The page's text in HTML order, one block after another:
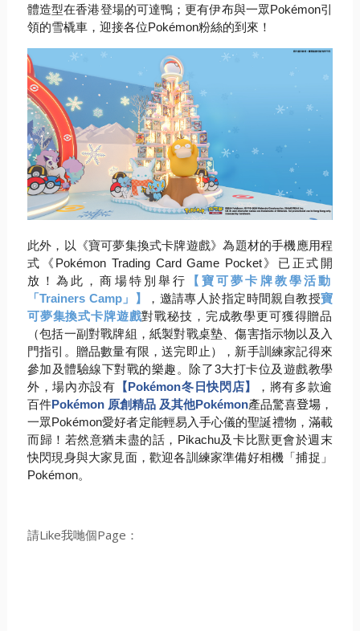
體造型在香港登場的可達鴨；更有伊布與一眾Pokémon引
領的雪橇車，迎接各位Pokémon粉絲的到來！
此外，以《寶可夢集換式卡牌遊戲》為題材的手機應用程
式《 Pokémon Trading Card Game Pocket》已正式開
放！為此，商場特別舉行
【寶可夢卡牌教學活動
「Trainers Camp」】 ，邀請專人於指定時間親自教授寶
可夢集換式卡牌遊戲對戰秘技，完成教學更可獲得贈品
（包括一副對戰牌組， 紙製對戰桌墊、傷害指示物以及入
門指引。贈品數量有限，送完即止），新手訓練家記得來
參加及體驗線下對戰的樂趣。除了3大打卡位及遊戲教學
外，場內亦設有 【Pokémon冬日快閃店】
，將有多款逾
百件Pokémon 原創精品 及其他Pokémon產品驚喜登場 ，
一眾Pokémon愛好者定能輕易入手心儀的聖誕禮物，滿載
而歸！若然意猶未盡的話， Pikachu及卡比獸更會於週末
快閃現身與大家見面， 歡迎各訓練家準備好相機「捕捉」
Pokémon。
請Like我哋個Page：